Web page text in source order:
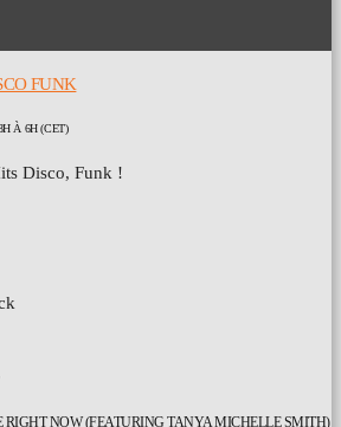
FUNK
À 6H (CET)
Disco, Funk !
RIGHT NOW (FEATURING TANYA MICHELLE SMITH)